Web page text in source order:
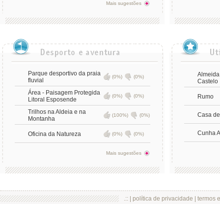
Mais sugestões
Parque desportivo da praia
fluvial
(0%) (0%)
Área - Paisagem Protegida
Litoral Esposende
(0%) (0%)
Trilhos na Aldeia e na
Montanha
(100%) (0%)
Oficina da Natureza (0%) (0%)
Mais sugestões
Castelo
Rumo
Casa
Cunha
.:: | política de privacidade termos